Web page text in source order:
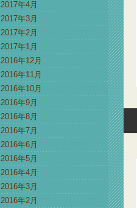
2017年4月
2017年3月
2017年2月
2017年1月
2016年12月
2016年11月
2016年10月
2016年9月
2016年8月
2016年7月
2016年6月
2016年5月
2016年4月
2016年3月
2016年2月